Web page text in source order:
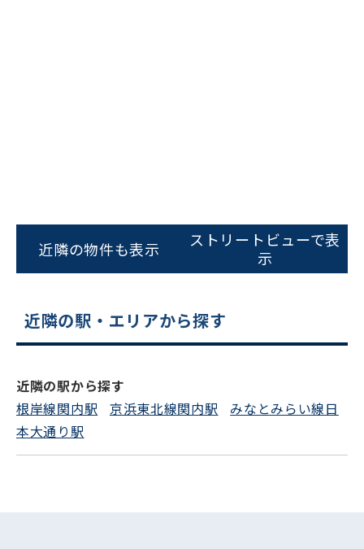
をお伝えいただくと
スムーズにご案内できます
平日 9:00〜18:00
フォームでお問い合わせ
近隣の物件も表示
ストリートビューで表
示
近隣の駅・エリアから探す
近隣の駅から探す
根岸線関内駅
京浜東北線関内駅
みなとみらい線日
本大通り駅